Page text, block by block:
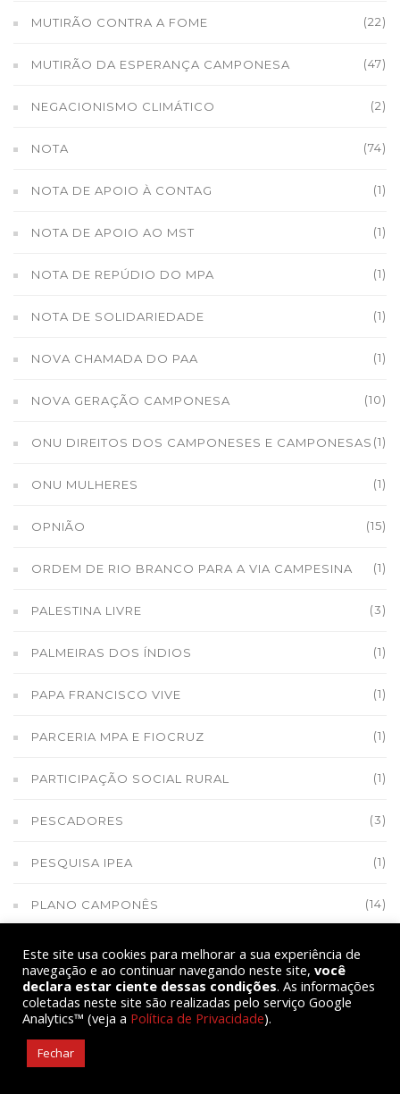
MUTIRÃO CONTRA A FOME (22)
MUTIRÃO DA ESPERANÇA CAMPONESA (47)
NEGACIONISMO CLIMÁTICO (2)
NOTA (74)
NOTA DE APOIO À CONTAG (1)
NOTA DE APOIO AO MST (1)
NOTA DE REPÚDIO DO MPA (1)
NOTA DE SOLIDARIEDADE (1)
NOVA CHAMADA DO PAA (1)
NOVA GERAÇÃO CAMPONESA (10)
ONU DIREITOS DOS CAMPONESES E CAMPONESAS (1)
ONU MULHERES (1)
OPNIÃO (15)
ORDEM DE RIO BRANCO PARA A VIA CAMPESINA (1)
PALESTINA LIVRE (3)
PALMEIRAS DOS ÍNDIOS (1)
PAPA FRANCISCO VIVE (1)
PARCERIA MPA E FIOCRUZ (1)
PARTICIPAÇÃO SOCIAL RURAL (1)
PESCADORES (3)
PESQUISA IPEA (1)
PLANO CAMPONÊS (14)
PLANO SAFRA
PLANTAS MEDICINAIS E FITOTERÁPICOS (3)
PLENÁRIA POR MORADIA ATRAI MAIS DE 400 EM
SERGIPE
Este site usa cookies para melhorar a sua experiência de
navegação e ao continuar navegando neste site, você
declara estar ciente dessas condições. As informações
coletadas neste site são realizadas pelo serviço Google
Analytics™ (veja a Política de Privacidade).
Fechar